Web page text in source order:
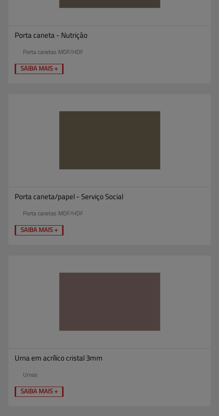
Porta caneta - Nutrição
Porta canetas MDF/HDF
SAIBA MAIS +
Porta caneta/papel - Serviço Social
Porta canetas MDF/HDF
SAIBA MAIS +
Urna em acrílico cristal 3mm
Urnas
SAIBA MAIS +